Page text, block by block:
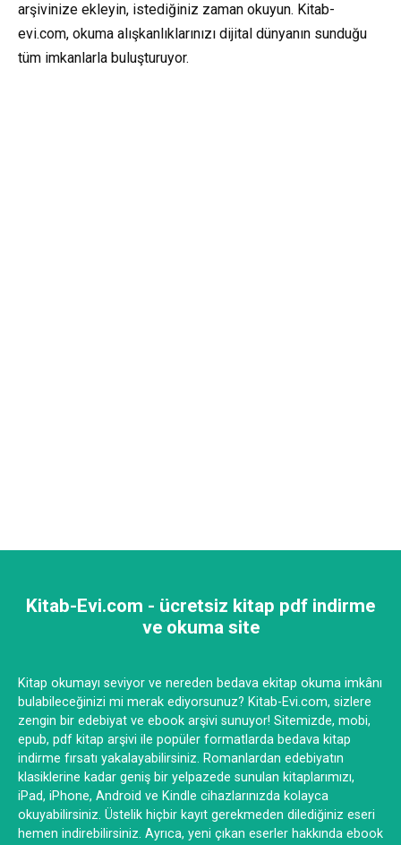
arşivinize ekleyin, istediğiniz zaman okuyun. Kitab-
evi.com, okuma alışkanlıklarınızı dijital dünyanın sunduğu
tüm imkanlarla buluşturuyor.
Kitab-Evi.com - ücretsiz kitap pdf indirme
ve okuma site
Kitap okumayı seviyor ve nereden bedava ekitap okuma imkânı
bulabileceğinizi mi merak ediyorsunuz? Kitab-Evi.com, sizlere
zengin bir edebiyat ve ebook arşivi sunuyor! Sitemizde, mobi,
epub, pdf kitap arşivi ile popüler formatlarda bedava kitap
indirme fırsatı yakalayabilirsiniz. Romanlardan edebiyatın
klasiklerine kadar geniş bir yelpazede sunulan kitaplarımızı,
iPad, iPhone, Android ve Kindle cihazlarınızda kolayca
okuyabilirsiniz. Üstelik hiçbir kayıt gerekmeden dilediğiniz eseri
hemen indirebilirsiniz. Ayrıca, yeni çıkan eserler hakkında ebook